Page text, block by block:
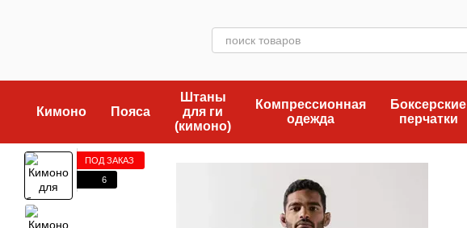
Кимоно Пояса
Штаны
для ги
(кимоно)
Компрессионная
одежда
Боксерские
перчатки
ПОД ЗАКАЗ
6